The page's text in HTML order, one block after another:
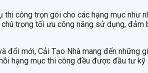
công trọn gói cho các hạng mục như
trọng tối ưu công năng sử dụng,
mới, Cải Tạo Nhà mang đến những
hạng mục thi công đều được đầu tư